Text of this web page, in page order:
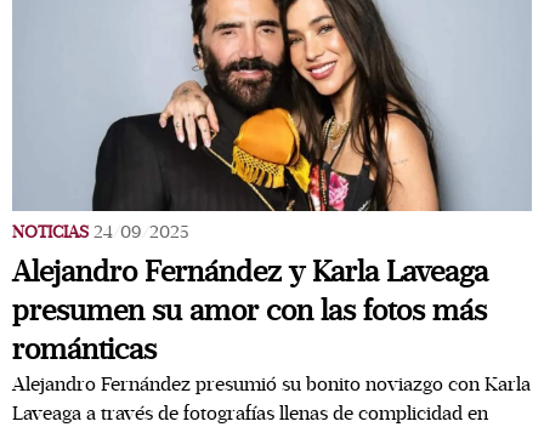
NOTICIAS 24/09/2025
Alejandro Fernández y Karla Laveaga
presumen su amor con las fotos más
románticas
Alejandro Fernández presumió su bonito noviazgo con Karla
Laveaga a través de fotografías llenas de complicidad en